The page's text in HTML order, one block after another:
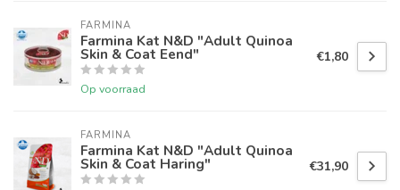
FARMINA
Farmina Kat N&D "Adult Quinoa
Skin & Coat Eend"
Op voorraad
€1,80
FARMINA
Farmina Kat N&D "Adult Quinoa
Skin & Coat Haring" €31,90